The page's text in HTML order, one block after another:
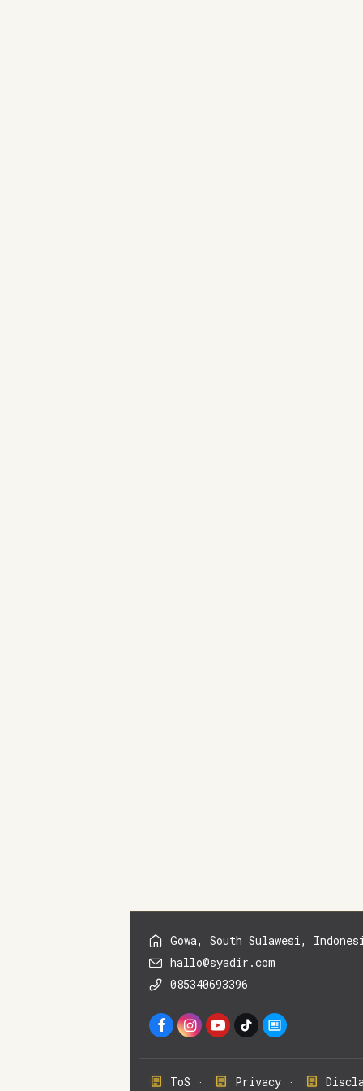
Gowa, South Sulawesi,
hallo@syadir.com
085340693396
ToS Privacy